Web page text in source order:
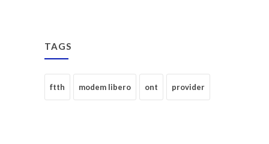
TAGS
ftth modem libero ont provider